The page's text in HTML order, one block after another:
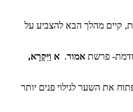
קיים מהלך הבא להצביע על
פרשת אמור. א וַיִּקְרָא,
את השער לגילוי פנים יותר